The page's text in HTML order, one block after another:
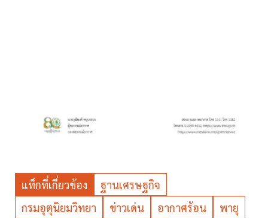
แท็กที่เกี่ยวข้อง
ฐานเศรษฐกิจ
กรมอุตุนิยมวิทยา
ข่าวเด่น อากาศร้อน
พายุ